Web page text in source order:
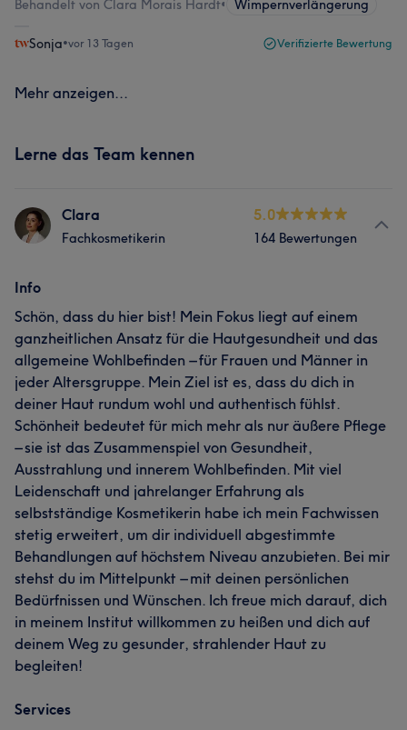
Behandelt von Clara Morais Hardt• Wimpernverlängerung
Sonja•vor 13 Tagen Verifizierte Bewertung
Mehr anzeigen...
Lerne das Team kennen
Clara
Fachkosmetikerin
5.0
164 Bewertungen
Info
Schön, dass du hier bist! Mein Fokus liegt auf einem
ganzheitlichen Ansatz für die Hautgesundheit und das
allgemeine Wohlbefinden – für Frauen und Männer in
jeder Altersgruppe. Mein Ziel ist es, dass du dich in
deiner Haut rundum wohl und authentisch fühlst.
Schönheit bedeutet für mich mehr als nur äußere Pflege
– sie ist das Zusammenspiel von Gesundheit,
Ausstrahlung und innerem Wohlbefinden. Mit viel
Leidenschaft und jahrelanger Erfahrung als
selbstständige Kosmetikerin habe ich mein Fachwissen
stetig erweitert, um dir individuell abgestimmte
Behandlungen auf höchstem Niveau anzubieten. Bei mir
stehst du im Mittelpunkt – mit deinen persönlichen
Bedürfnissen und Wünschen. Ich freue mich darauf, dich
in meinem Institut willkommen zu heißen und dich auf
deinem Weg zu gesunder, strahlender Haut zu
begleiten!
Services